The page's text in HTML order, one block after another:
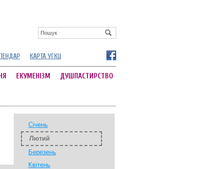
КАРТА УГКЦ
ЕКУМЕНІЗМ ДУШПАСТИРСТВО
Січень
Лютий
Березень
Квітень